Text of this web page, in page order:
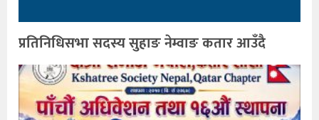
प्रतिनिधिसभा सदस्य सुहाङ नेम्वाङ कतार आउँदै